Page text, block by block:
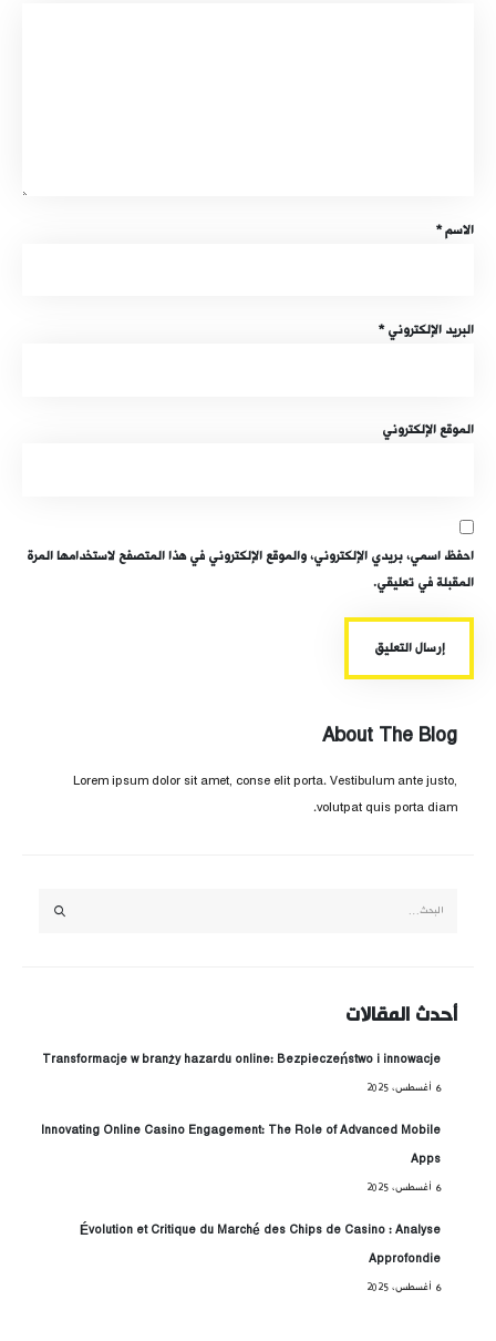
الاسم*
البريد الإلكتروني*
الموقع الإلكتروني
احفظ اسمي، بريدي الإلكتروني، والموقع الإلكتروني في هذا المتصفح لاستخدامها المرة
المقبلة في تعليقي.
About The Blog
Lorem ipsum dolor sit amet, conse elit porta. Vestibulum ante justo,
volutpat quis porta diam.
أحدث المقالات
Transformacje w branży hazardu online: Bezpieczeństwo i innowacje
6 أغسطس، 2025
Innovating Online Casino Engagement: The Role of Advanced Mobile
Apps
6 أغسطس، 2025
Évolution et Critique du Marché des Chips de Casino : Analyse
Approfondie
6 أغسطس، 2025